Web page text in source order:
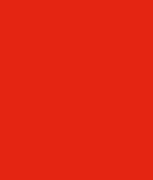
specjalnego
i
tekstów